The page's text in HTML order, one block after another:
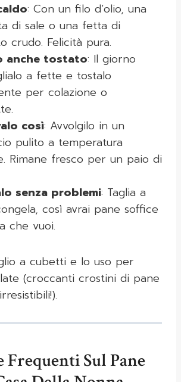
: Con un filo d’olio, una
di sale o una fetta di
crudo. Felicità pura.
anche tostato: Il giorno
a fette e tostalo
per colazione o
così: Avvolgilo in un
pulito a temperatura
Rimane fresco per un paio di
senza problemi: Taglia a
così avrai pane soffice
che vuoi.
a cubetti e lo uso per
(croccanti crostini di pane
Frequenti Sul Pane